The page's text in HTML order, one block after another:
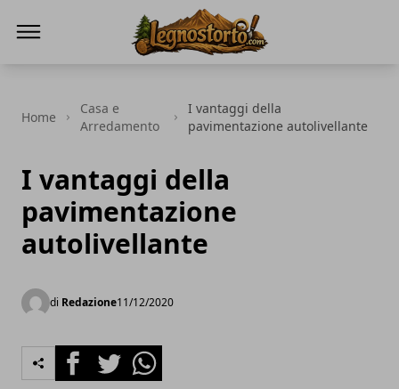
Home
Casa e
Arredamento
I vantaggi della
pavimentazione autolivellante
I vantaggi della
pavimentazione
autolivellante
di Redazione11/12/2020
FacebookTwitterWhatsapp